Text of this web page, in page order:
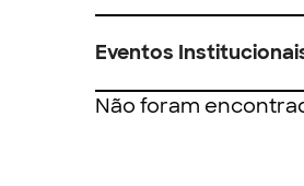
Eventos
Não foram